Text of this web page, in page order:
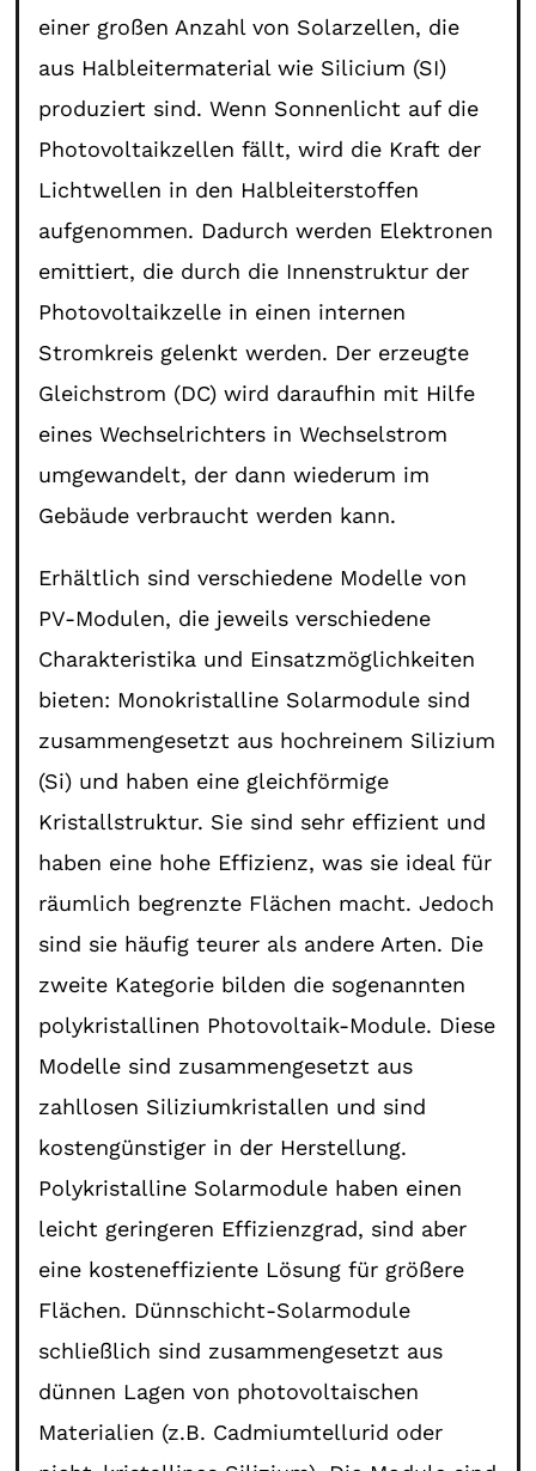
einer großen Anzahl von Solarzellen, die
aus Halbleitermaterial wie Silicium (SI)
produziert sind. Wenn Sonnenlicht auf die
Photovoltaikzellen fällt, wird die Kraft der
Lichtwellen in den Halbleiterstoffen
aufgenommen. Dadurch werden Elektronen
emittiert, die durch die Innenstruktur der
Photovoltaikzelle in einen internen
Stromkreis gelenkt werden. Der erzeugte
Gleichstrom (DC) wird daraufhin mit Hilfe
eines Wechselrichters in Wechselstrom
umgewandelt, der dann wiederum im
Gebäude verbraucht werden kann.
Erhältlich sind verschiedene Modelle von
PV-Modulen, die jeweils verschiedene
Charakteristika und Einsatzmöglichkeiten
bieten: Monokristalline Solarmodule sind
zusammengesetzt aus hochreinem Silizium
(Si) und haben eine gleichförmige
Kristallstruktur. Sie sind sehr effizient und
haben eine hohe Effizienz, was sie ideal für
räumlich begrenzte Flächen macht. Jedoch
sind sie häufig teurer als andere Arten. Die
zweite Kategorie bilden die sogenannten
polykristallinen Photovoltaik-Module. Diese
Modelle sind zusammengesetzt aus
zahllosen Siliziumkristallen und sind
kostengünstiger in der Herstellung.
Polykristalline Solarmodule haben einen
leicht geringeren Effizienzgrad, sind aber
eine kosteneffiziente Lösung für größere
Flächen. Dünnschicht-Solarmodule
schließlich sind zusammengesetzt aus
dünnen Lagen von photovoltaischen
Materialien (z.B. Cadmiumtellurid oder